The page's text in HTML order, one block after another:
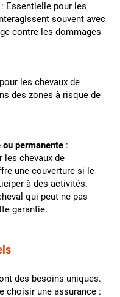
: Essentielle pour les
souvent avec
contre les dommages
les chevaux de
des zones à risque de
permanente :
les chevaux de
une couverture si le
à des activités.
qui peut ne pas
garantie.
des besoins uniques.
choisir une assurance :